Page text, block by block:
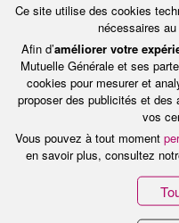
auprès de
spécialistes à
supplémentaire
dépassement
Ce site utilise des cookies
nécessaires
Afin d’améliorer votre
Mutuelle Générale et ses
cookies pour mesurer et
proposer des publicités et des
vos
Vous pouvez à tout moment
en savoir plus, consultez